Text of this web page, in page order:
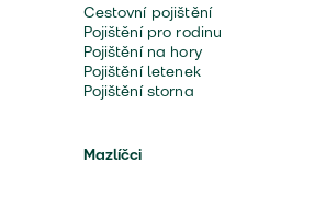
Cestovní pojištění
Pojištění pro rodinu
Pojištění na hory
Pojištění letenek
Pojištění storna
Mazlíčci